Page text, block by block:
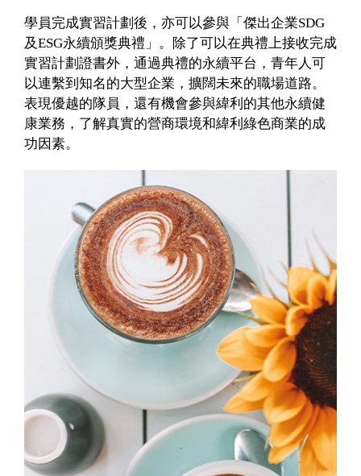
學員完成實習計劃後，亦可以參與「傑出企業SDG
及ESG永續頒獎典禮」。除了可以在典禮上接收完成
實習計劃證書外，通過典禮的永續平台，青年人可
以連繫到知名的大型企業，擴闊未來的職場道路。
表現優越的隊員，還有機會參與緯利的其他永續健
康業務，了解真實的營商環境和緯利綠色商業的成
功因素。